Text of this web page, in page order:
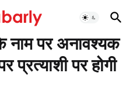
नाम पर अनावश्यक
प्रत्याशी पर होगी